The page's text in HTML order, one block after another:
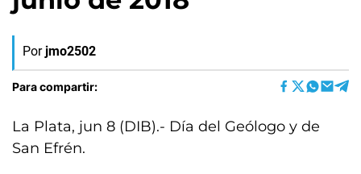
Por jmo2502
Para compartir:
La Plata, jun 8 (DIB).- Día del Geólogo y de
San Efrén.